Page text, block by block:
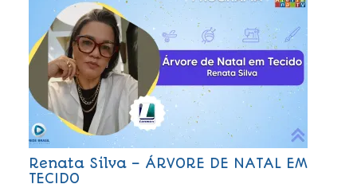
Renata Silva – ÁRVORE DE NATAL EM
TECIDO